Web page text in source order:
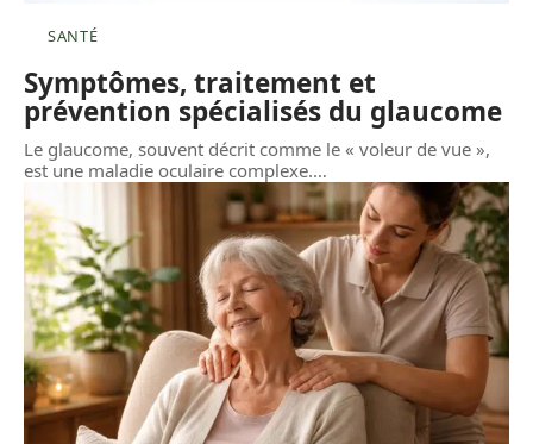
SANTÉ
Symptômes, traitement et
prévention spécialisés du glaucome
Le glaucome, souvent décrit comme le « voleur de vue »,
est une maladie oculaire complexe.…